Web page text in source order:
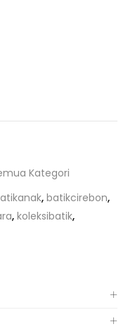
Kategori
, batikcirebon,
, koleksibatik,